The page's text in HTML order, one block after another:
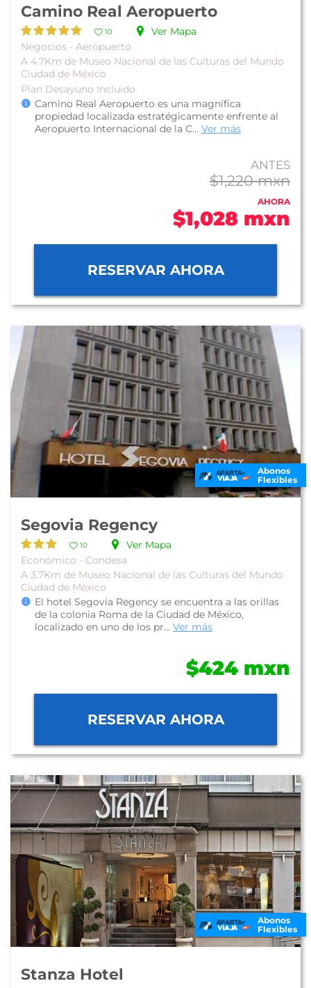
Camino Real Aeropuerto
10
Ver Mapa
Negocios - Aeropuerto
A 4.7Km de Museo Nacional de las Culturas del Mundo
Ciudad de México
Plan Desayuno Incluido
Camino Real Aeropuerto es una magnífica
propiedad localizada estratégicamente enfrente al
Aeropuerto Internacional de la C... Ver más
ANTES
$1,220 mxn
AHORA
$1,028 mxn
RESERVAR AHORA
Abonos
Flexibles
Segovia Regency
10
Ver Mapa
Económico - Condesa
A 3.7Km de Museo Nacional de las Culturas del Mundo
Ciudad de México
El hotel Segovia Regency se encuentra a las orillas
de la colonia Roma de la Ciudad de México,
localizado en uno de los pr... Ver más
$424 mxn
RESERVAR AHORA
Abonos
Flexibles
Stanza Hotel